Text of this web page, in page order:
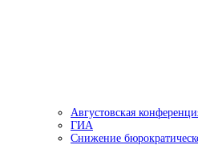
Августовская
ГИА
Снижение